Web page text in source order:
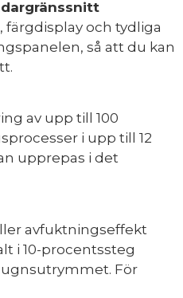
och tydliga
så att du kan
av upp till 100
i upp till 12
upprepas i det
avfuktningseffekt
i 10-procentssteg
För